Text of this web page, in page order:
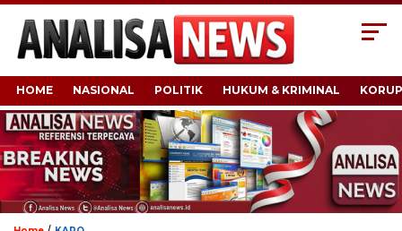
HOME NASIONAL POLITIK HUKUM & KRIMINAL